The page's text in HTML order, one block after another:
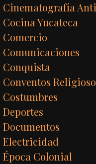
Cinematografía
Cocina Yucateca
Comercio
Comunicaciones
Conquista
Conventos
Costumbres
Deportes
Documentos
Electricidad
Época Colonial